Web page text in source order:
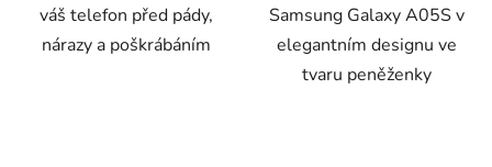
váš telefon před pády,
nárazy a poškrábáním
Samsung Galaxy A05S v
elegantním designu ve
tvaru peněženky